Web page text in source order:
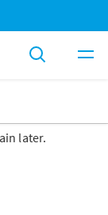
later.